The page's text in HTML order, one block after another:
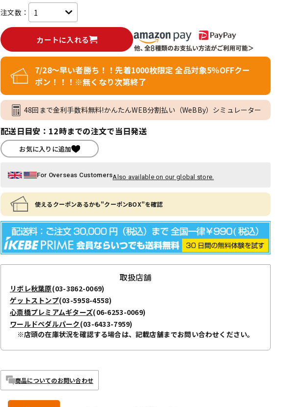
注文数：
カートに入れる
7/28～早い者勝ち！！先着1000枚限定 全品対象5％OFFクー
ポン！！！※無くなり次第終了
48回まで金利手数料無料!かんたんWEB分割払い（WeBBy）シミュレーター
配送日目安：12時までの注文で当日発送
お気に入りに追加
For Overseas CustomersAlso available on our global store.
使えるクーポンあるかも"クーポンBOX"を確認
取扱店舗
リボレ秋葉原(03-3862-0069)
ゲットストンプ(03-5958-4558)
心斎橋プレミアムギターズ(06-6253-0069)
ワールドペダルパーク(03-6433-7959)
※店頭の在庫状況を確認する場合は、記載店舗までお問い合わせください。
商品についてのお問い合わせ